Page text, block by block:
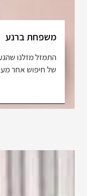
משפחת ברנע
התמזל מזלנו
של חיפוש אחר